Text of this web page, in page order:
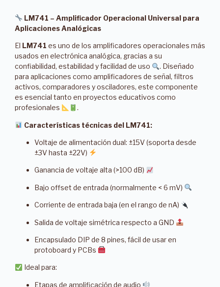
LM741 – Amplificador Operacional Universal para
Aplicaciones Analógicas
El LM741 es uno de los amplificadores operacionales más
usados en electrónica analógica, gracias a su
confiabilidad, estabilidad y facilidad de uso
. Diseñado
para aplicaciones como amplificadores de señal, filtros
activos, comparadores y osciladores, este componente
es esencial tanto en proyectos educativos como
profesionales
.
Características técnicas del LM741:
Voltaje de alimentación dual: ±15V (soporta desde
±3V hasta ±22V)
Ganancia de voltaje alta (>100 dB)
Bajo offset de entrada (normalmente < 6 mV)
Corriente de entrada baja (en el rango de nA)
Salida de voltaje simétrica respecto a GND
Encapsulado DIP de 8 pines, fácil de usar en
protoboard y PCBs
Ideal para:
Etapas de amplificación de audio